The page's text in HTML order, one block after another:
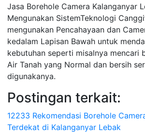
Jasa Borehole Camera Kalanganyar
Mengunakan SistemTeknologi
mengunakan Pencahayaan dan
kedalam Lapisan Bawah untuk
kebutuhan seperti misalnya mencari
Air Tanah yang Normal dan bersih
digunakanya.
Postingan terkait:
12233 Rekomendasi Borehole
Terdekat di Kalanganyar Lebak